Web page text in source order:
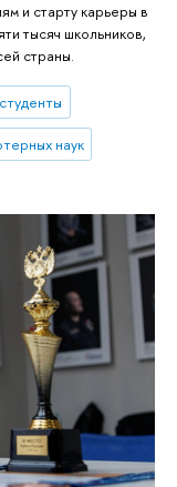
и старту карьеры в
тысяч школьников,
страны.
студенты
наук